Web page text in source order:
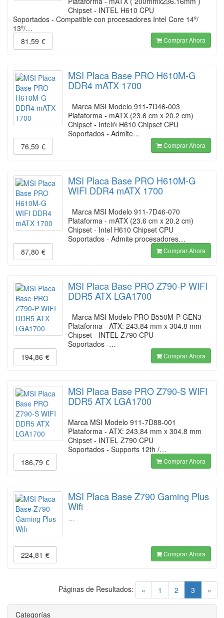
Chipset - INTEL H610 CPU
Soportados - Compatible con procesadores Intel Core 14º/
13º/…
81,59 € Comprar Ahora
MSI Placa Base PRO H610M-G
DDR4 mATX 1700
Marca MSI Modelo 911-7D46-003
Plataforma - mATX (23.6 cm x 20.2 cm)
Chipset - Intel® H610 Chipset CPU
Soportados - Admite…
76,59 € Comprar Ahora
MSI Placa Base PRO H610M-G
WIFI DDR4 mATX 1700
Marca MSI Modelo 911-7D46-070
Plataforma - mATX (23.6 cm x 20.2 cm)
Chipset - Intel H610 Chipset CPU
Soportados - Admite procesadores…
87,80 € Comprar Ahora
MSI Placa Base PRO Z790-P WIFI
DDR5 ATX LGA1700
Marca MSI Modelo PRO B550M-P GEN3
Plataforma - ATX: 243.84 mm x 304.8 mm
Chipset - INTEL Z790 CPU
Soportados -…
194,86 € Comprar Ahora
MSI Placa Base PRO Z790-S WIFI
DDR5 ATX LGA1700
Marca MSI Modelo 911-7D88-001
Plataforma - ATX: 243.84 mm x 304.8 mm
Chipset - INTEL Z790 CPU
Soportados - Supports 12th /…
186,79 € Comprar Ahora
MSI Placa Base Z790 Gaming Plus
Wifi
…
224,81 € Comprar Ahora
« 1 2 3 (current)
»
Páginas de Resultados:
Categorías